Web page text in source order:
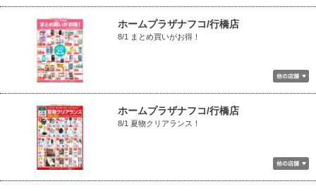
ホームプラザナフコ/行橋店
8/1 まとめ買いがお得！
ホームプラザナフコ/行橋店
8/1 夏物クリアランス！